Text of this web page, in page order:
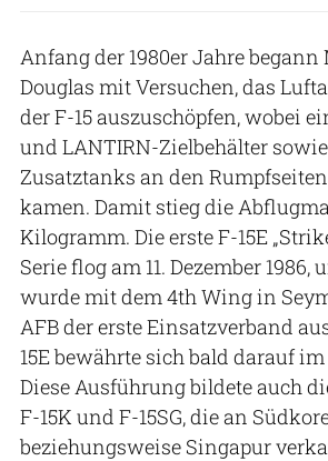
Anfang der 1980er Jahre
Douglas mit Versuchen, das
der F-15 auszuschöpfen, wobei
und LANTIRN-Zielbehälter
Zusatztanks an den
kamen. Damit stieg die
Kilogramm. Die erste F-15E
Serie flog am 11. Dezember 1986,
wurde mit dem 4th Wing in
AFB der erste Einsatzverband
15E bewährte sich bald darauf im
Diese Ausführung bildete auch
F-15K und F-15SG, die an
beziehungsweise Singapur